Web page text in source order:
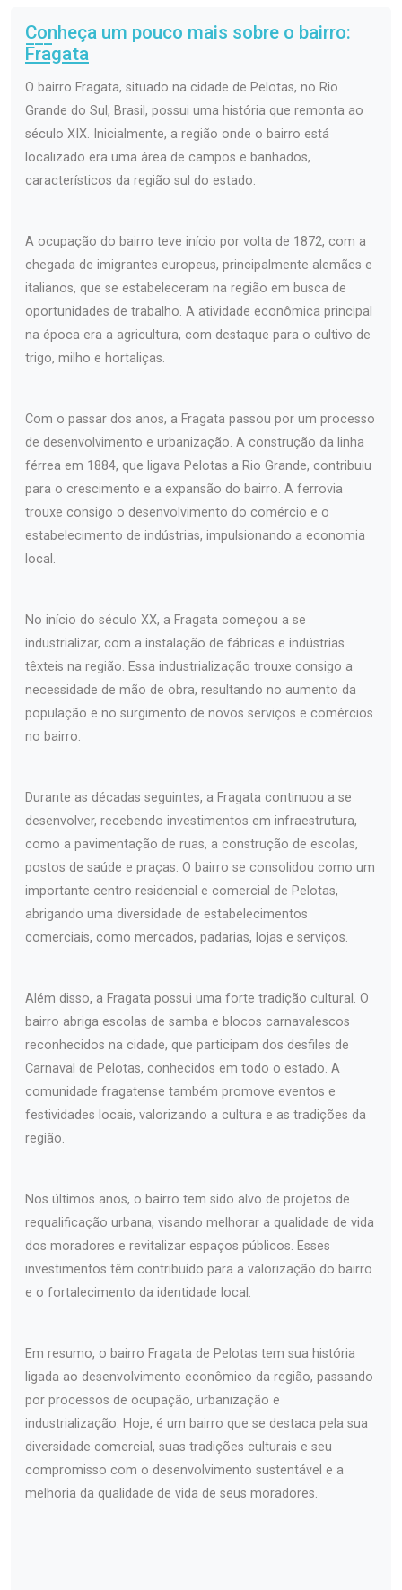
Conheça um pouco mais sobre o bairro:
Fragata
O bairro Fragata, situado na cidade de Pelotas, no Rio
Grande do Sul, Brasil, possui uma história que remonta ao
século XIX. Inicialmente, a região onde o bairro está
localizado era uma área de campos e banhados,
característicos da região sul do estado.
A ocupação do bairro teve início por volta de 1872, com a
chegada de imigrantes europeus, principalmente alemães e
italianos, que se estabeleceram na região em busca de
oportunidades de trabalho. A atividade econômica principal
na época era a agricultura, com destaque para o cultivo de
trigo, milho e hortaliças.
Com o passar dos anos, a Fragata passou por um processo
de desenvolvimento e urbanização. A construção da linha
férrea em 1884, que ligava Pelotas a Rio Grande, contribuiu
para o crescimento e a expansão do bairro. A ferrovia
trouxe consigo o desenvolvimento do comércio e o
estabelecimento de indústrias, impulsionando a economia
local.
No início do século XX, a Fragata começou a se
industrializar, com a instalação de fábricas e indústrias
têxteis na região. Essa industrialização trouxe consigo a
necessidade de mão de obra, resultando no aumento da
população e no surgimento de novos serviços e comércios
no bairro.
Durante as décadas seguintes, a Fragata continuou a se
desenvolver, recebendo investimentos em infraestrutura,
como a pavimentação de ruas, a construção de escolas,
postos de saúde e praças. O bairro se consolidou como um
importante centro residencial e comercial de Pelotas,
abrigando uma diversidade de estabelecimentos
comerciais, como mercados, padarias, lojas e serviços.
Além disso, a Fragata possui uma forte tradição cultural. O
bairro abriga escolas de samba e blocos carnavalescos
reconhecidos na cidade, que participam dos desfiles de
Carnaval de Pelotas, conhecidos em todo o estado. A
comunidade fragatense também promove eventos e
festividades locais, valorizando a cultura e as tradições da
região.
Nos últimos anos, o bairro tem sido alvo de projetos de
requalificação urbana, visando melhorar a qualidade de vida
dos moradores e revitalizar espaços públicos. Esses
investimentos têm contribuído para a valorização do bairro
e o fortalecimento da identidade local.
Em resumo, o bairro Fragata de Pelotas tem sua história
ligada ao desenvolvimento econômico da região, passando
por processos de ocupação, urbanização e
industrialização. Hoje, é um bairro que se destaca pela sua
diversidade comercial, suas tradições culturais e seu
compromisso com o desenvolvimento sustentável e a
melhoria da qualidade de vida de seus moradores.